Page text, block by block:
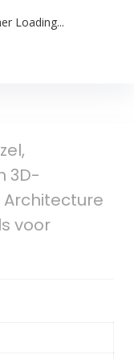
Loading...
3D-
voor